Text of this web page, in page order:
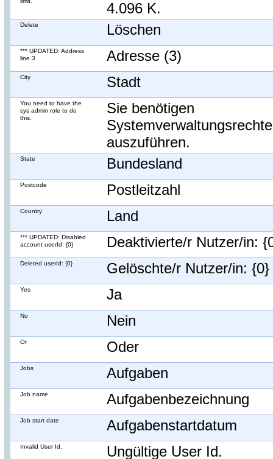
4.096 K.
Delete Löschen
*** UPDATED: Address
line 3
Adresse (3)
City Stadt
You need to have the
sys admin role to do
this.
Sie benötigen
auszuführen.
State Bundesland
Postcode Postleitzahl
Country Land
*** UPDATED: Disabled
account userId: {0}
Deaktivierte/r Nutzer/in:
Deleted userId: {0} Gelöschte/r Nutzer/in: {0}
Yes Ja
No Nein
Or Oder
Jobs Aufgaben
Job name Aufgabenbezeichnung
Job start date Aufgabenstartdatum
Invalid User Id. Ungültige User Id.